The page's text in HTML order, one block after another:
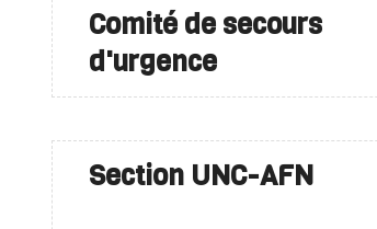
Comité de secours
d'urgence
Section UNC-AFN